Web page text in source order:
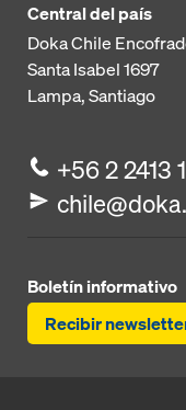
Central del país
Doka Chile
Santa Isabel 1697
Lampa, Santiago
+56 2 2413
Boletín informativo
Recibir